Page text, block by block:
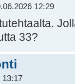
12:29
33?
13:17